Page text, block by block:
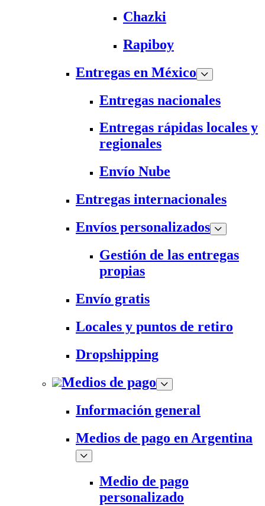
Chazki
Rapiboy
Entregas en México
Entregas nacionales
Entregas rápidas locales y
regionales
Envío Nube
Entregas internacionales
Envíos personalizados
Gestión de las entregas
propias
Envío gratis
Locales y puntos de retiro
Dropshipping
Medios de pago
Información general
Medios de pago en Argentina
Medio de pago
personalizado